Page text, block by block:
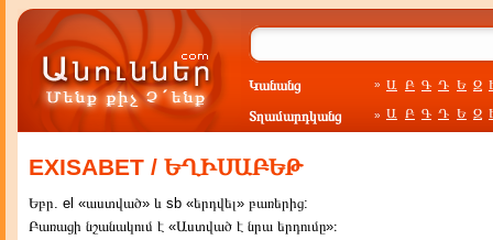
Կանանց » Ա Բ Գ Դ Ե Զ
Տղամարդկանց » Ա Բ Գ Դ Ե Զ
EXISABET / ԵՂԻՍԱԲԵԹ
Եբր. el «աստված» և sb «երդվել» բառերից:
Բառացի նշանակում է «Աստված է նրա երդումը»։